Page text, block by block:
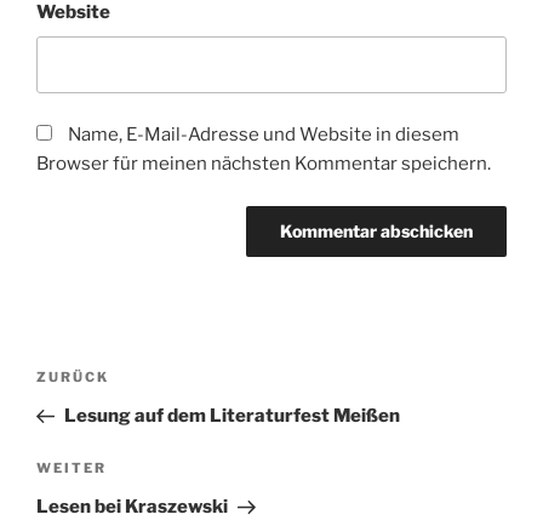
Website
Name, E-Mail-Adresse und Website in diesem
Browser für meinen nächsten Kommentar speichern.
Beitragsnavigation
Vorheriger
Beitrag
ZURÜCK
Lesung auf dem Literaturfest Meißen
Nächster
Beitrag
WEITER
Lesen bei Kraszewski